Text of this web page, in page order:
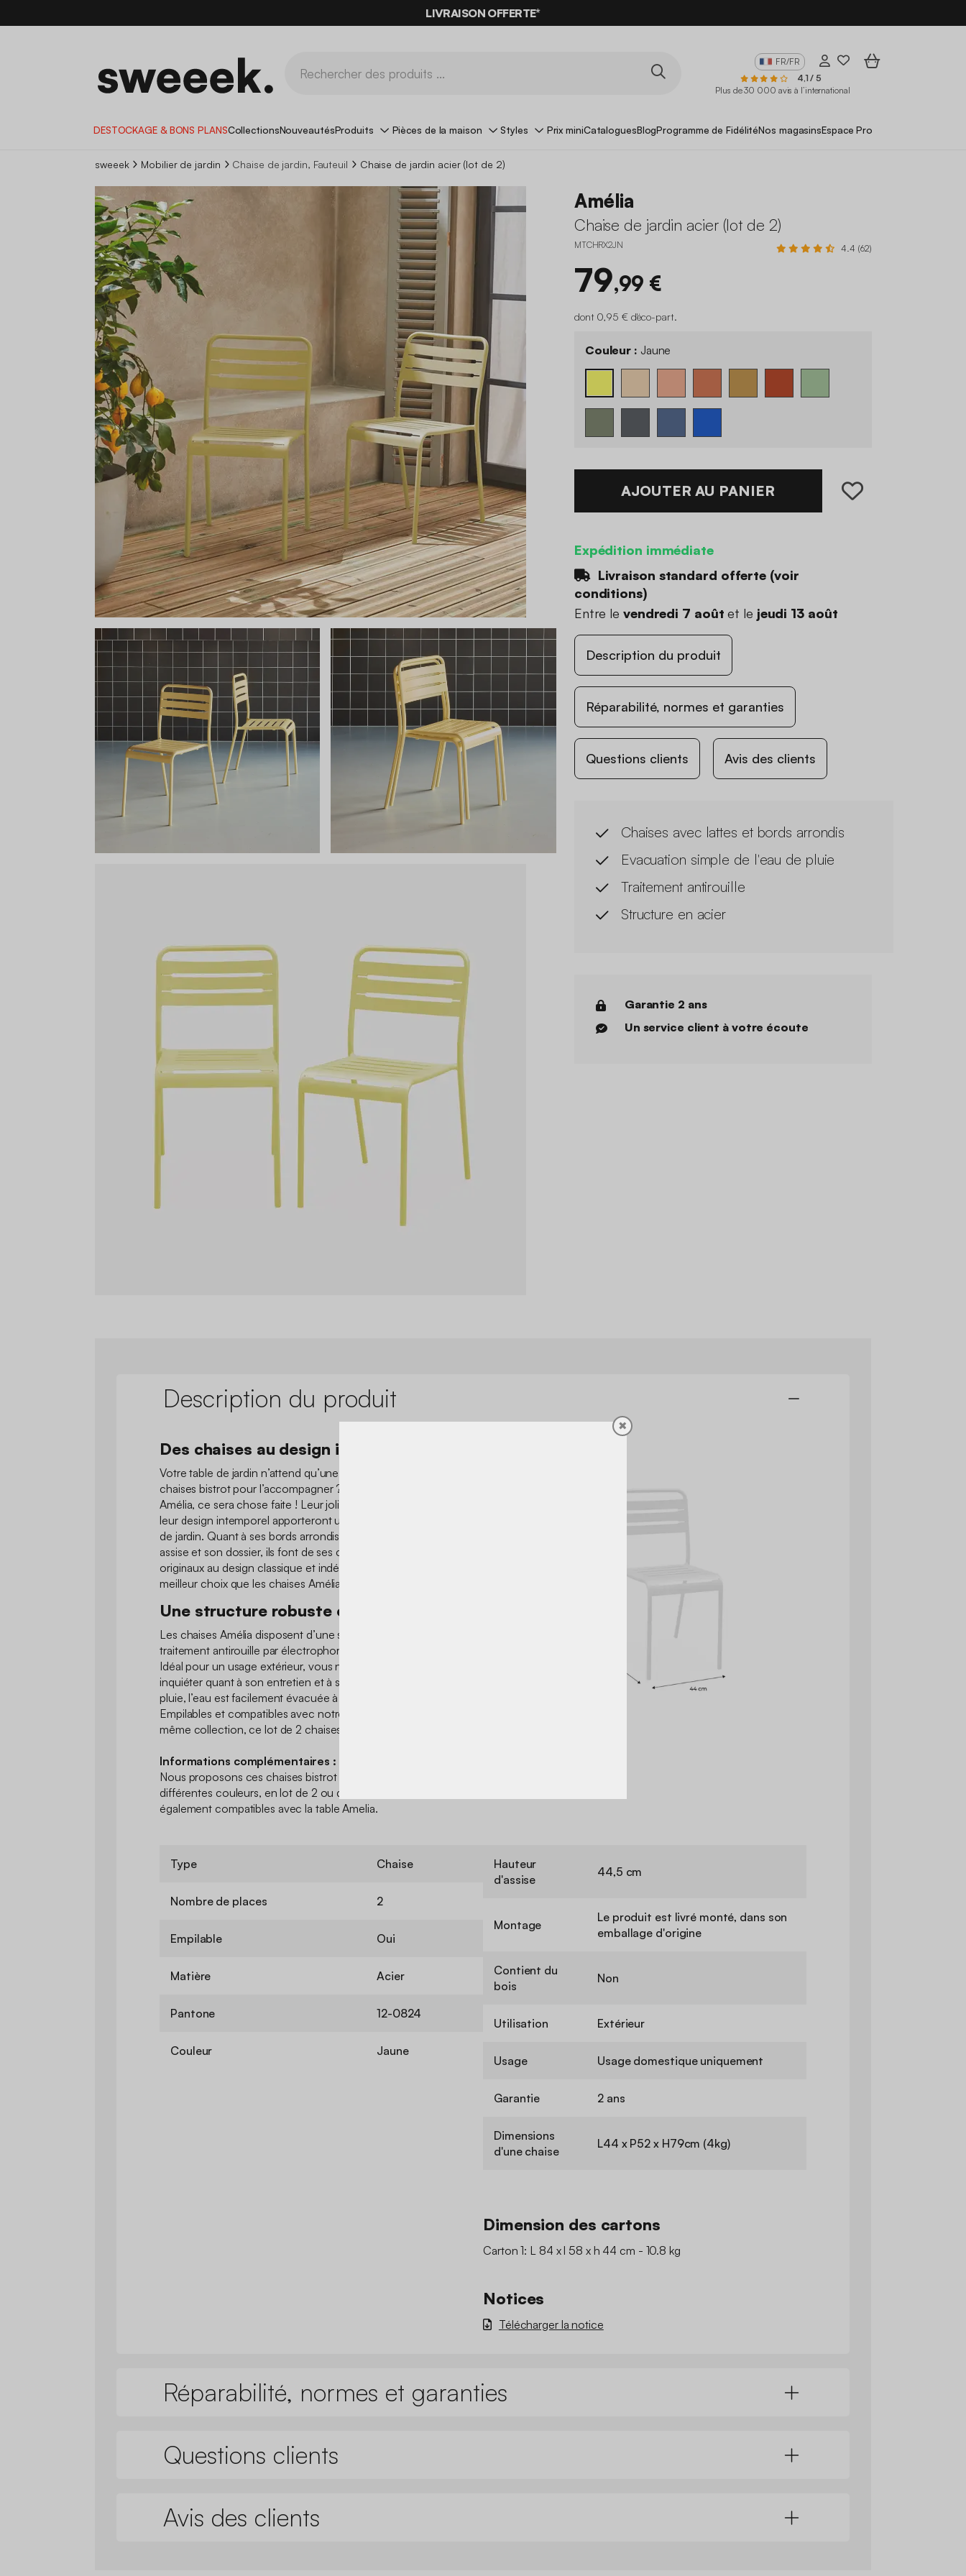
LIVRAISON OFFERTE*
FR/FR
4,1 / 5
Plus de 30 000 avis à l’international
DESTOCKAGE & BONS PLANSCollectionsNouveautésProduits Pièces de la maison Styles Prix miniCataloguesBlogProgramme de FidélitéNos magasinsEspace Pro
sweeek Mobilier de jardin Chaise de jardin, Fauteuil Chaise de jardin acier (lot de 2)
Amélia
Chaise de jardin acier (lot de 2)
MTCHRX2JN 4.4 (62)
79,99 €
dont 0,95 € d'éco-part.
Couleur : Jaune
AJOUTER AU PANIER
Expédition immédiate
Livraison standard offerte (voir
conditions)
Entre le vendredi 7 août et le jeudi 13 août
Description du produit
Réparabilité, normes et garanties
Questions clients Avis des clients
Chaises avec lattes et bords arrondis
Evacuation simple de l'eau de pluie
Traitement antirouille
Structure en acier
Garantie 2 ans
Un service client à votre écoute
Description du produit
Des chaises au design intemporel
Votre table de jardin n’attend qu’une chose, avoir de jolies
chaises bistrot pour l’accompagner ? Grâce aux chaises
Amélia, ce sera chose faite ! Leur jolie structure en acier et
leur design intemporel apporteront un vrai plus à votre déco
de jardin. Quant à ses bords arrondis et ses lattes sur son
assise et son dossier, ils font de ses chaises des modèles
originaux au design classique et indémodable ! Il n’y a pas
meilleur choix que les chaises Amélia !
Une structure robuste et antirouille
Les chaises Amélia disposent d’une structure robuste et d’un
traitement antirouille par électrophorèse et ça, on adore !
Idéal pour un usage extérieur, vous n’aurez pas à vous
inquiéter quant à son entretien et à sa durabilité. En temps de
pluie, l’eau est facilement évacuée à travers les fentes.
Empilables et compatibles avec notre belle table Amélia de la
même collection, ce lot de 2 chaises à tout pour vous plaire !
Informations complémentaires :
Nous proposons ces chaises bistrot de jardin Amelia dans
différentes couleurs, en lot de 2 ou de 4. Ces chaises sont
également compatibles avec la table Amelia.
Type Chaise
Nombre de places 2
Empilable Oui
Matière Acier
Pantone 12-0824
Couleur Jaune
Hauteur
d'assise
44,5 cm
Montage
Le produit est livré monté, dans son
emballage d'origine
Contient du
bois
Non
Utilisation Extérieur
Usage Usage domestique uniquement
Garantie 2 ans
Dimensions
d'une chaise
L44 x P52 x H79cm (4kg)
Dimension des cartons
Carton 1: L 84 x l 58 x h 44 cm - 10.8 kg
Notices
Télécharger la notice
Réparabilité, normes et garanties
Questions clients
Avis des clients
✖